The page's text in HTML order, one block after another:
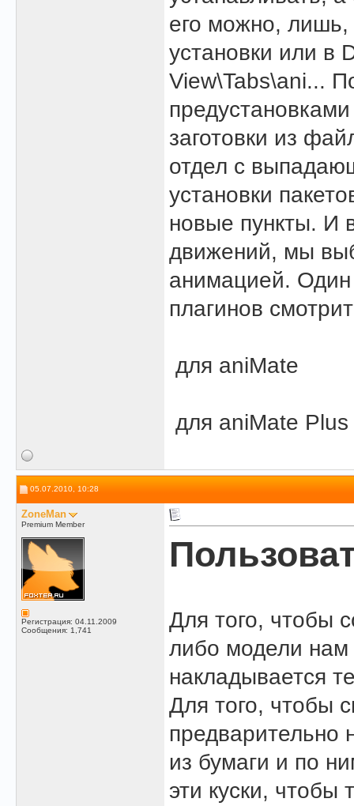
его можно,
установки или в
View\Tabs\ani...
заготовки из
отдел с
установки
новые пункты. И
движений, мы
анимацией. Один
плагинов
для aniMate
для aniMate Plus
05.07.2010, 10:28
ZoneMan
Premium Member
Регистрация: 04.11.2009
Сообщения: 1,741
Для того, чтобы
либо модели нам
накладывается
Для того, чтобы
предварительно
из бумаги и по
эти куски, чтобы